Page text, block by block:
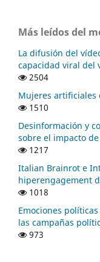
Más leídos del
La difusión del
capacidad viral del
2504
Mujeres artificiales
1510
Desinformación y
sobre el impacto
1217
Italian Brainrot e
hiperengagement
1018
Emociones
las campañas
973